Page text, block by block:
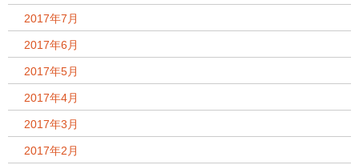
2017年7月
2017年6月
2017年5月
2017年4月
2017年3月
2017年2月